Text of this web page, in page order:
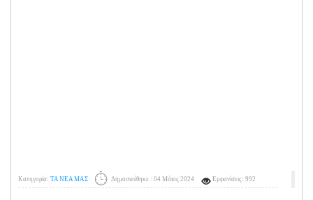
Κατηγορία: ΤΑ ΝΕΑ ΜΑΣ Δημοσιεύθηκε : 04 Μάιος 2024 Εμφανίσεις: 992